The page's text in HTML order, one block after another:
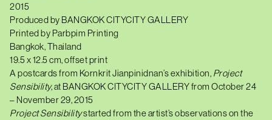
N
S
I
T
Y
O
2015
Produced by BANGKOK CITYCITY GALLERY
Printed by Parbpim Printing
Bangkok, Thailand
19.5 x 12.5 cm, offset print
A postcards from Kornkrit Jianpinidnan’s exhibition, Project
Sensibility,at BANGKOK CITYCITY GALLERY from October 24
– November 29, 2015
Project Sensibilitystarted from the artist’s observations on the